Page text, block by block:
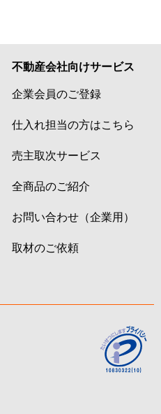
不動産会社向けサービス
企業会員のご登録
仕入れ担当の方はこちら
売主取次サービス
全商品のご紹介
お問い合わせ（企業用）
取材のご依頼